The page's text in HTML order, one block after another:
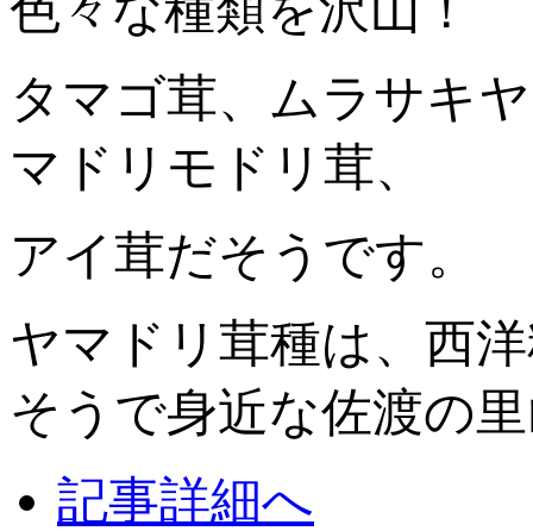
タマゴ茸、ムラサキ
マドリモドリ茸、
アイ茸だそうです。
ヤマドリ茸種は、西
そうで身近な佐渡の
記事詳細へ